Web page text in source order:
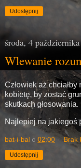
Udostępnij
środa, 4
Wlewanie
Człowiek aż
kobietę, by zostać
skutkach głosowania.
Najlepiej na jakiegoś
bat-i-bal o 02:00 Brak
Udostępnij